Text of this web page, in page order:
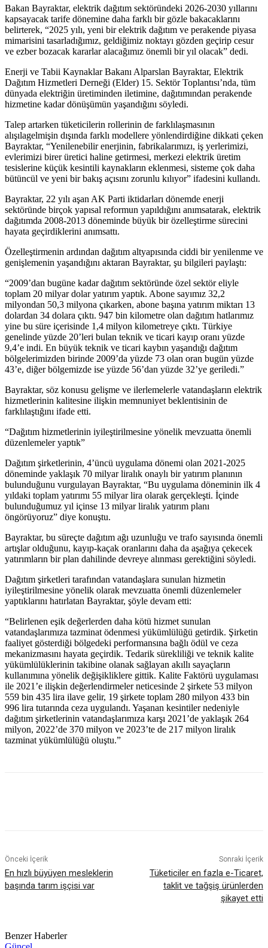
Bakan Bayraktar, elektrik dağıtım sektöründeki 2026-2030 yıllarını
kapsayacak tarife dönemine daha farklı bir gözle bakacaklarını
belirterek, “2025 yılı, yeni bir elektrik dağıtım ve perakende piyasa
mimarisini tasarladığımız, geldiğimiz noktayı gözden geçirip cesur
ve ezber bozacak kararlar alacağımız önemli bir yıl olacak” dedi.
Enerji ve Tabii Kaynaklar Bakanı Alparslan Bayraktar, Elektrik
Dağıtım Hizmetleri Derneği (Elder) 15. Sektör Toplantısı’nda, tüm
dünyada elektriğin üretiminden iletimine, dağıtımından perakende
hizmetine kadar dönüşümün yaşandığını söyledi.
Talep artarken tüketicilerin rollerinin de farklılaşmasının
alışılagelmişin dışında farklı modellere yönlendirdiğine dikkati çeken
Bayraktar, “Yenilenebilir enerjinin, fabrikalarımızı, iş yerlerimizi,
evlerimizi birer üretici haline getirmesi, merkezi elektrik üretim
tesislerine küçük kesintili kaynakların eklenmesi, sisteme çok daha
bütüncül ve yeni bir bakış açısını zorunlu kılıyor” ifadesini kullandı.
Bayraktar, 22 yılı aşan AK Parti iktidarları dönemde enerji
sektöründe birçok yapısal reformun yapıldığını anımsatarak, elektrik
dağıtımda 2008-2013 döneminde büyük bir özelleştirme sürecini
hayata geçirdiklerini anımsattı.
Özelleştirmenin ardından dağıtım altyapısında ciddi bir yenilenme ve
genişlemenin yaşandığını aktaran Bayraktar, şu bilgileri paylaştı:
“2009’dan bugüne kadar dağıtım sektöründe özel sektör eliyle
toplam 20 milyar dolar yatırım yaptık. Abone sayımız 32,2
milyondan 50,3 milyona çıkarken, abone başına yatırım miktarı 13
dolardan 34 dolara çıktı. 947 bin kilometre olan dağıtım hatlarımız
yine bu süre içerisinde 1,4 milyon kilometreye çıktı. Türkiye
genelinde yüzde 20’leri bulan teknik ve ticari kayıp oranı yüzde
9,4’e indi. En büyük teknik ve ticari kaybın yaşandığı dağıtım
bölgelerimizden birinde 2009’da yüzde 73 olan oran bugün yüzde
43’e, diğer bölgemizde ise yüzde 56’dan yüzde 32’ye geriledi.”
Bayraktar, söz konusu gelişme ve ilerlemelerle vatandaşların elektrik
hizmetlerinin kalitesine ilişkin memnuniyet beklentisinin de
farklılaştığını ifade etti.
“Dağıtım hizmetlerinin iyileştirilmesine yönelik mevzuatta önemli
düzenlemeler yaptık”
Dağıtım şirketlerinin, 4’üncü uygulama dönemi olan 2021-2025
döneminde yaklaşık 70 milyar liralık onaylı bir yatırım planının
bulunduğunu vurgulayan Bayraktar, “Bu uygulama döneminin ilk 4
yıldaki toplam yatırımı 55 milyar lira olarak gerçekleşti. İçinde
bulunduğumuz yıl içinse 13 milyar liralık yatırım planı
öngörüyoruz” diye konuştu.
Bayraktar, bu süreçte dağıtım ağı uzunluğu ve trafo sayısında önemli
artışlar olduğunu, kayıp-kaçak oranlarını daha da aşağıya çekecek
yatırımların bir plan dahilinde devreye alınması gerektiğini söyledi.
Dağıtım şirketleri tarafından vatandaşlara sunulan hizmetin
iyileştirilmesine yönelik olarak mevzuatta önemli düzenlemeler
yaptıklarını hatırlatan Bayraktar, şöyle devam etti:
“Belirlenen eşik değerlerden daha kötü hizmet sunulan
vatandaşlarımıza tazminat ödenmesi yükümlülüğü getirdik. Şirketin
faaliyet gösterdiği bölgedeki performansına bağlı ödül ve ceza
mekanizmasını hayata geçirdik. Tedarik sürekliliği ve teknik kalite
yükümlülüklerinin takibine olanak sağlayan akıllı sayaçların
kullanımına yönelik değişikliklere gittik. Kalite Faktörü uygulaması
ile 2021’e ilişkin değerlendirmeler neticesinde 2 şirkete 53 milyon
559 bin 435 lira ilave gelir, 19 şirkete toplam 280 milyon 433 bin
996 lira tutarında ceza uygulandı. Yaşanan kesintiler nedeniyle
dağıtım şirketlerinin vatandaşlarımıza karşı 2021’de yaklaşık 264
milyon, 2022’de 370 milyon ve 2023’te de 217 milyon liralık
tazminat yükümlülüğü oluştu.”
Önceki İçerik
En hızlı büyüyen mesleklerin
başında tarım işçisi var
Sonraki İçerik
Tüketiciler en fazla e-Ticaret,
taklit ve tağşiş ürünlerden
şikayet etti
Benzer Haberler